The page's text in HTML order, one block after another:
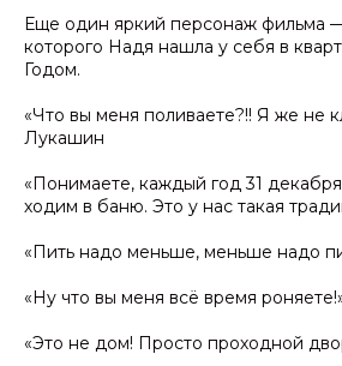
Еще один яркий персонаж фильма
которого Надя нашла у себя в
Годом.
«Что вы меня поливаете?!! Я же не
Лукашин
«Понимаете, каждый год 31
ходим в баню. Это у нас такая
«Пить надо меньше, меньше надо
«Ну что вы меня всё время
«Это не дом! Просто проходной